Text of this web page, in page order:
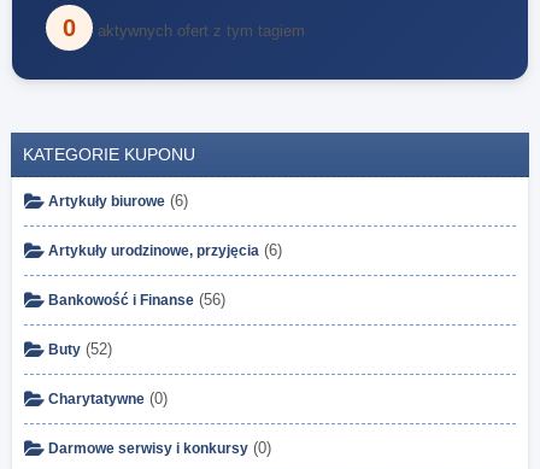
0 aktywnych ofert z tym tagiem
KATEGORIE KUPONU
Artykuły biurowe (6)
Artykuły urodzinowe, przyjęcia (6)
Bankowość i Finanse (56)
Buty (52)
Charytatywne (0)
Darmowe serwisy i konkursy (0)